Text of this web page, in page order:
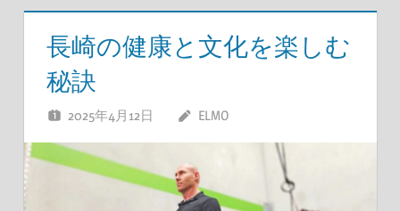
長崎の健康と文化を楽しむ
秘訣
2025年4月12日 ELMO